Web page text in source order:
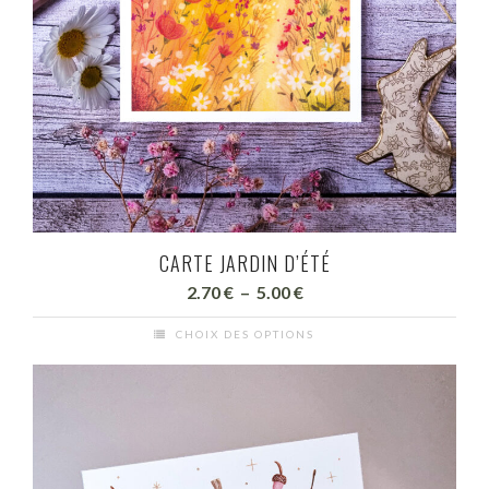
CARTE JARDIN D’ÉTÉ
2.70€ – 5.00€Plage
de
CHOIX DES OPTIONS
variations.